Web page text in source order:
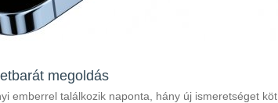
megoldás
emberrel találkozik naponta, hány új ismeretséget köt,